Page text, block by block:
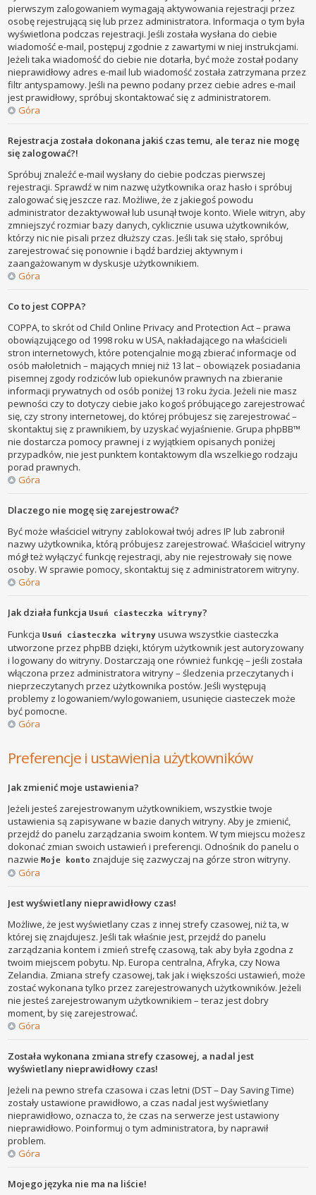
pierwszym zalogowaniem wymagają aktywowania rejestracji przez
osobę rejestrującą się lub przez administratora. Informacja o tym była
wyświetlona podczas rejestracji. Jeśli została wysłana do ciebie
wiadomość e-mail, postępuj zgodnie z zawartymi w niej instrukcjami.
Jeżeli taka wiadomość do ciebie nie dotarła, być może został podany
nieprawidłowy adres e-mail lub wiadomość została zatrzymana przez
filtr antyspamowy. Jeśli na pewno podany przez ciebie adres e-mail
jest prawidłowy, spróbuj skontaktować się z administratorem.
Góra
Rejestracja została dokonana jakiś czas temu, ale teraz nie mogę
się zalogować?!
Spróbuj znaleźć e-mail wysłany do ciebie podczas pierwszej
rejestracji. Sprawdź w nim nazwę użytkownika oraz hasło i spróbuj
zalogować się jeszcze raz. Możliwe, że z jakiegoś powodu
administrator dezaktywował lub usunął twoje konto. Wiele witryn, aby
zmniejszyć rozmiar bazy danych, cyklicznie usuwa użytkowników,
którzy nic nie pisali przez dłuższy czas. Jeśli tak się stało, spróbuj
zarejestrować się ponownie i bądź bardziej aktywnym i
zaangażowanym w dyskusje użytkownikiem.
Góra
Co to jest COPPA?
COPPA, to skrót od Child Online Privacy and Protection Act – prawa
obowiązującego od 1998 roku w USA, nakładającego na właścicieli
stron internetowych, które potencjalnie mogą zbierać informacje od
osób małoletnich – mających mniej niż 13 lat – obowiązek posiadania
pisemnej zgody rodziców lub opiekunów prawnych na zbieranie
informacji prywatnych od osób poniżej 13 roku życia. Jeżeli nie masz
pewności czy to dotyczy ciebie jako kogoś próbującego zarejestrować
się, czy strony internetowej, do której próbujesz się zarejestrować –
skontaktuj się z prawnikiem, by uzyskać wyjaśnienie. Grupa phpBB™
nie dostarcza pomocy prawnej i z wyjątkiem opisanych poniżej
przypadków, nie jest punktem kontaktowym dla wszelkiego rodzaju
porad prawnych.
Góra
Dlaczego nie mogę się zarejestrować?
Być może właściciel witryny zablokował twój adres IP lub zabronił
nazwy użytkownika, którą próbujesz zarejestrować. Właściciel witryny
mógł też wyłączyć funkcję rejestracji, aby nie rejestrowały się nowe
osoby. W sprawie pomocy, skontaktuj się z administratorem witryny.
Góra
Jak działa funkcjaUsuń ciasteczka witryny?
FunkcjaUsuń ciasteczka witryny usuwa wszystkie ciasteczka
utworzone przez phpBB dzięki, którym użytkownik jest autoryzowany
i logowany do witryny. Dostarczają one również funkcję – jeśli została
włączona przez administratora witryny – śledzenia przeczytanych i
nieprzeczytanych przez użytkownika postów. Jeśli występują
problemy z logowaniem/wylogowaniem, usunięcie ciasteczek może
być pomocne.
Góra
Preferencje i ustawienia użytkowników
Jak zmienić moje ustawienia?
Jeżeli jesteś zarejestrowanym użytkownikiem, wszystkie twoje
ustawienia są zapisywane w bazie danych witryny. Aby je zmienić,
przejdź do panelu zarządzania swoim kontem. W tym miejscu możesz
dokonać zmian swoich ustawień i preferencji. Odnośnik do panelu o
nazwieMoje konto znajduje się zazwyczaj na górze stron witryny.
Góra
Jest wyświetlany nieprawidłowy czas!
Możliwe, że jest wyświetlany czas z innej strefy czasowej, niż ta, w
której się znajdujesz. Jeśli tak właśnie jest, przejdź do panelu
zarządzania kontem i zmień strefę czasową, tak aby była zgodna z
twoim miejscem pobytu. Np. Europa centralna, Afryka, czy Nowa
Zelandia. Zmiana strefy czasowej, tak jak i większości ustawień, może
zostać wykonana tylko przez zarejestrowanych użytkowników. Jeżeli
nie jesteś zarejestrowanym użytkownikiem – teraz jest dobry
moment, by się zarejestrować.
Góra
Została wykonana zmiana strefy czasowej, a nadal jest
wyświetlany nieprawidłowy czas!
Jeżeli na pewno strefa czasowa i czas letni (DST – Day Saving Time)
zostały ustawione prawidłowo, a czas nadal jest wyświetlany
nieprawidłowo, oznacza to, że czas na serwerze jest ustawiony
nieprawidłowo. Poinformuj o tym administratora, by naprawił
problem.
Góra
Mojego języka nie ma na liście!